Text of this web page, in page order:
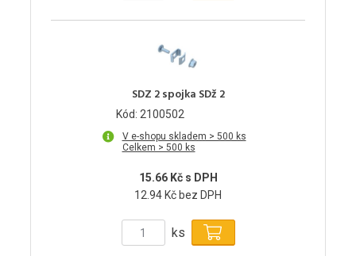
SDZ 2 spojka SDž 2
Kód: 2100502
V e-shopu skladem > 500 ks
Celkem > 500 ks
15.66 Kč s DPH
12.94 Kč bez DPH
ks